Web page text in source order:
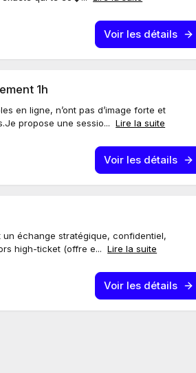
Voir les détails
1h
en ligne, n’ont pas d’image forte et
propose une sessio... Lire la suite
Voir les détails
un échange stratégique, confidentiel,
high-ticket (offre e... Lire la suite
Voir les détails